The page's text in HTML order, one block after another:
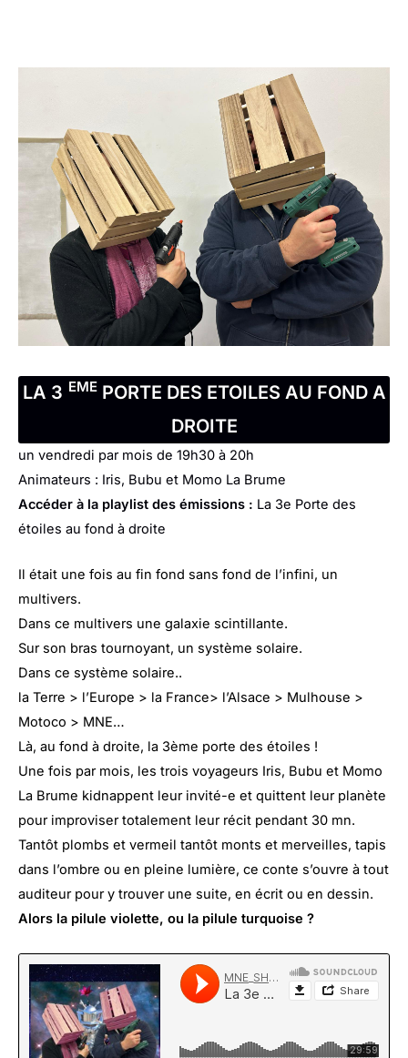
LA 3 EMEPORTE DES ETOILES AU FOND A
DROITE
un vendredi par mois de 19h30 à 20h
Animateurs : Iris, Bubu et Momo La Brume
Accéder à la playlist des émissions : La 3e Porte des
étoiles au fond à droite
Il était une fois au fin fond sans fond de l’infini, un
multivers.
Dans ce multivers une galaxie scintillante.
Sur son bras tournoyant, un système solaire.
Dans ce système solaire..
la Terre > l’Europe > la France> l’Alsace > Mulhouse >
Motoco > MNE…
Là, au fond à droite, la 3ème porte des étoiles !
Une fois par mois, les trois voyageurs Iris, Bubu et Momo
La Brume kidnappent leur invité-e et quittent leur planète
pour improviser totalement leur récit pendant 30 mn.
Tantôt plombs et vermeil tantôt monts et merveilles, tapis
dans l’ombre ou en pleine lumière, ce conte s’ouvre à tout
auditeur pour y trouver une suite, en écrit ou en dessin.
Alors la pilule violette, ou la pilule turquoise ?